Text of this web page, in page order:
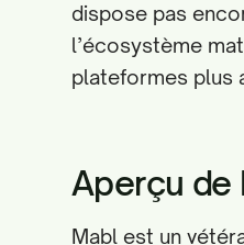
dispose pas
l’écosystème
plateformes plus
Aperçu de
Mabl est un